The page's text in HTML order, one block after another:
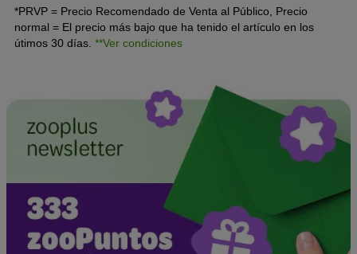
*PRVP = Precio Recomendado de Venta al Público, Precio
normal = El precio más bajo que ha tenido el artículo en los
útimos 30 días. **Ver condiciones